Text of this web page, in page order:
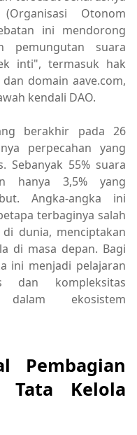
Otonom
ini mendorong
pemungutan suara
inti", termasuk hak
domain aave.com,
kendali DAO.
berakhir pada 26
perpecahan yang
Sebanyak 55% suara
hanya 3,5% yang
Angka-angka ini
terbaginya salah
dunia, menciptakan
di masa depan. Bagi
ini menjadi pelajaran
dan kompleksitas
dalam ekosistem
Pembagian
Tata Kelola